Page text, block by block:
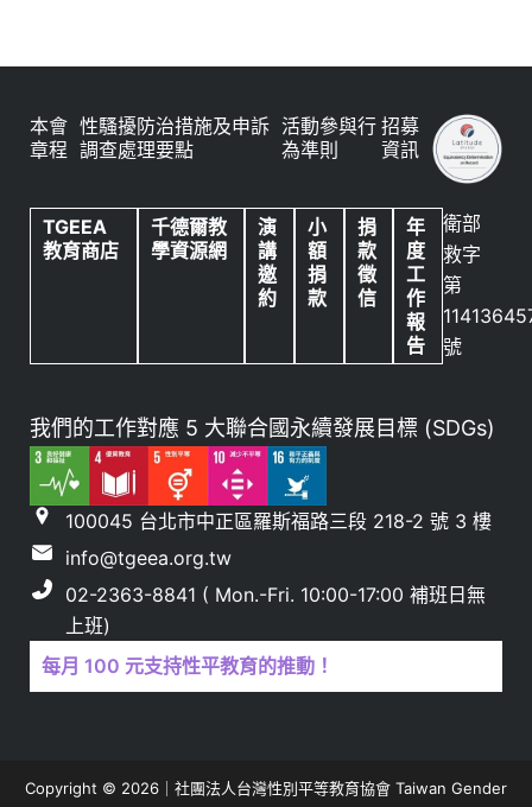
本會
章程
性騷擾防治措施及申訴
調查處理要點
活動參與行
為準則
招募
資訊
TGEEA
教育商店
千德爾教
學資源網
演
講
邀
約
小
額
捐
款
捐
款
徵
信
年
度
工
作
報
告
衛部
救字
第
號
我們的工作對應 5 大聯合國永續發展目標 (SDGs)
100045 台北市中正區羅斯福路三段 218-2 號 3 樓
info@tgeea.org.tw
02-2363-8841 ( Mon.-Fri. 10:00-17:00 補班日無
上班)
每月 100 元支持性平教育的推動！
Copyright © 2026｜社團法人台灣性別平等教育協會 Taiwan Gender